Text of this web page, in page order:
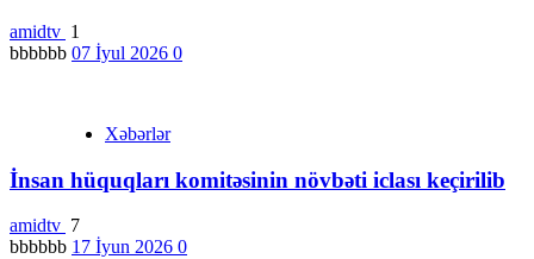
amidtv 1
bbbbbb 07 İyul 2026 0
Xəbərlər
İnsan hüquqları komitəsinin növbəti iclası keçirilib
amidtv 7
bbbbbb 17 İyun 2026 0